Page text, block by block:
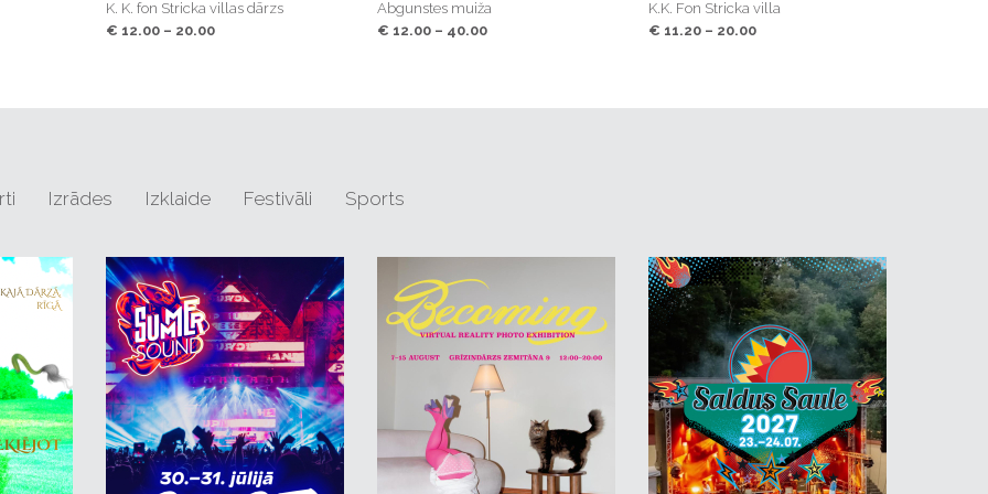
K. K. fon Stricka villas dārzs
€ 12.00 – 20.00
Abgunstes muiža
€ 12.00 – 40.00
K.K. Fon Stricka villa
€ 11.20 – 20.00
K.K. Fon Stricka villa
€ 11.20 – 20.00
Abgunstes muiža
€ 12.00 – 40.00
23. septembris 19:00 – 21:30
Mūzikas nams “Daile”
K.K. Fon Stricka villa
€ 11.20 – 20.00
Izrādes Izklaide Festivāli Sports